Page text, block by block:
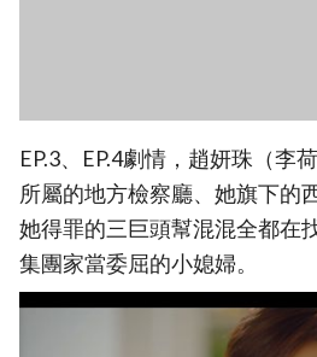
EP.3、EP.4劇情，趙妍珠（李
所屬的地方檢察廳、她旗下的
她得罪的三巨頭幫混混全都在
集團家當委屈的小媳婦。